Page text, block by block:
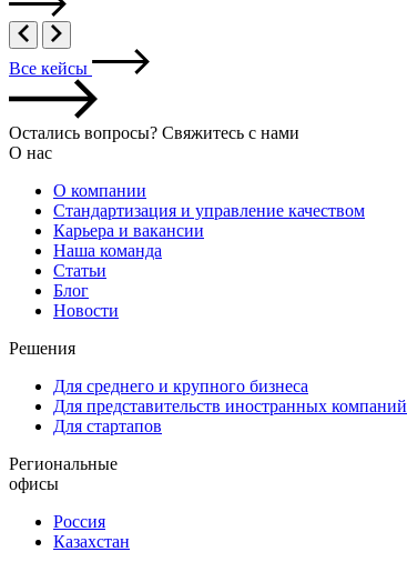
Все кейсы
Остались вопросы? Свяжитесь с нами
О нас
О компании
Стандартизация и управление качеством
Карьера и вакансии
Наша команда
Статьи
Блог
Новости
Решения
Для среднего и крупного бизнеса
Для представительств иностранных компаний
Для стартапов
Региональные
офисы
Россия
Казахстан